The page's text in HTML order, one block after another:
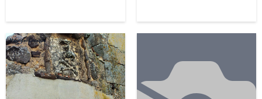
Valentín Enrique